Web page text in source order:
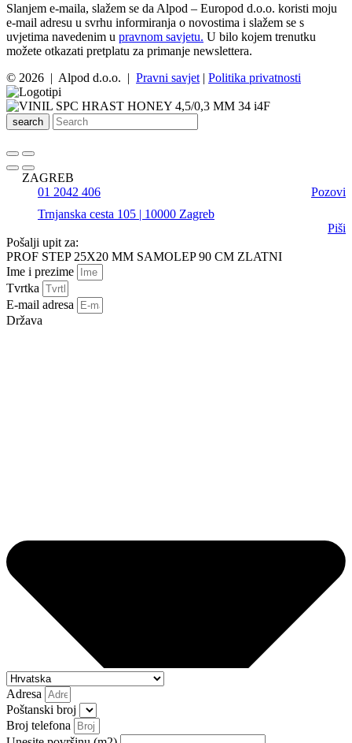
Slanjem e-maila, slažem se da Alpod – Europod d.o.o. koristi moju
e-mail adresu u svrhu informiranja o novostima i slažem se s
uvjetima navedenim u pravnom savjetu. U bilo kojem trenutku
možete otkazati pretplatu za primanje newslettera.
© 2026 | Alpod d.o.o. | Pravni savjet | Politika privatnosti
search
ZAGREB
01 2042 406
Pozovi
Trnjanska cesta 105 | 10000 Zagreb
Piši
Pošalji upit za:
PROF STEP 25X20 MM SAMOLEP 90 CM ZLATNI
Ime i prezime
Tvrtka
E-mail adresa
Država
Adresa
Poštanski broj
Broj telefona